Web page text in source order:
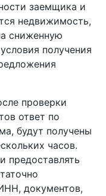
заемщика и
недвижимость,
сниженную
получения
проверки
ответ по
будут получены
часов.
предоставлять
документов,